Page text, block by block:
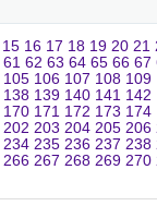
15 16 17 18 19 20 21
61 62 63 64 65 66 67
105 106 107 108 109
138 139 140 141 142
170 171 172 173 174
202 203 204 205 206
234 235 236 237 238
266 267 268 269 270